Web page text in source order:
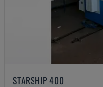
STARSHIP 400